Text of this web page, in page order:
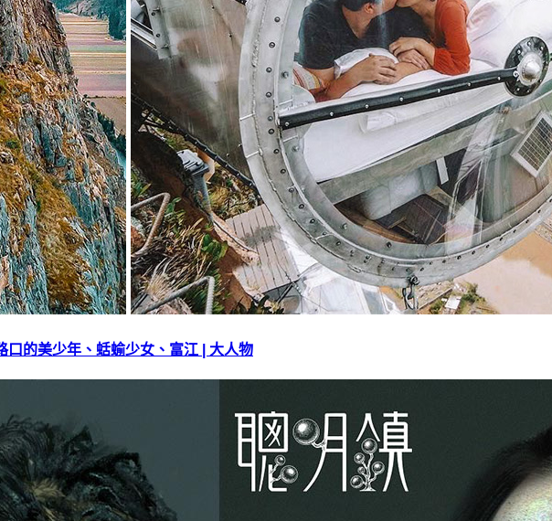
的美少年、蛞蝓少女、富江 | 大人物